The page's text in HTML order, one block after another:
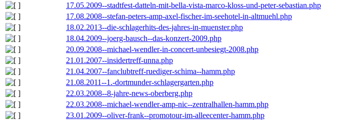
17.05.2009--stadtfest-datteln-mit-bella-vista-marco-kloss-und-peter-sebastian.php
17.08.2008--stefan-peters-amp-axel-fischer-im-seehotel-in-altmuehl.php
18.02.2013--die-schlagerhits-des-jahres-in-muenster.php
18.04.2009--joerg-bausch--das-konzert-2009.php
20.09.2008--michael-wendler-in-concert-unbesiegt-2008.php
21.01.2007--insidertreff-unna.php
21.04.2007--fanclubtreff-ruediger-schima--hamm.php
21.08.2011--1.-dortmunder-schlagergarten.php
22.03.2008--8-jahre-news-oberberg.php
22.03.2008--michael-wendler-amp-nic--zentralhallen-hamm.php
23.01.2009--oliver-frank--promotour-im-alleecenter-hamm.php